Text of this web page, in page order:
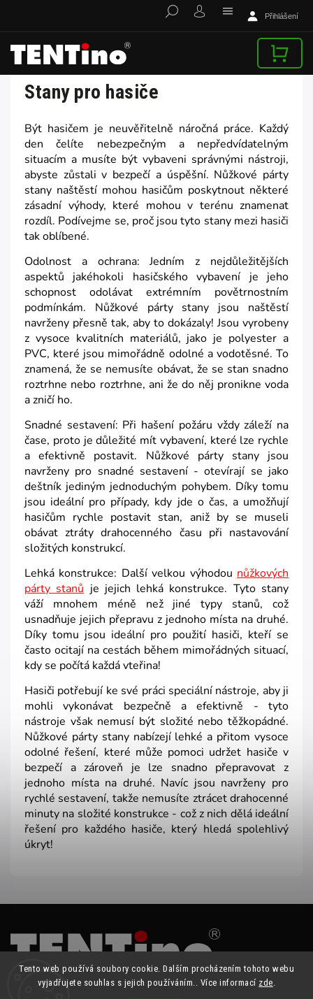
Tento web používá soubory cookie. Dalším procházením tohoto webu
vyjadřujete souhlas s jejich používáním.. Více informací zde
Přihlášení
Stany pro hasiče
Být hasičem je neuvěřitelně náročná práce. Každý
den čelíte nebezpečným a nepředvídatelným
situacím a musíte být vybaveni správnými nástroji,
abyste zůstali v bezpečí a úspěšní. Nůžkové párty
stany naštěstí mohou hasičům poskytnout některé
zásadní výhody, které mohou v terénu znamenat
rozdíl. Podívejme se, proč jsou tyto stany mezi hasiči
tak oblíbené.
Odolnost a ochrana: Jedním z nejdůležitějších
aspektů jakéhokoli hasičského vybavení je jeho
schopnost odolávat extrémním povětrnostním
podmínkám. Nůžkové párty stany jsou naštěstí
navrženy přesně tak, aby to dokázaly! Jsou vyrobeny
z vysoce kvalitních materiálů, jako je polyester a
PVC, které jsou mimořádně odolné a vodotěsné. To
znamená, že se nemusíte obávat, že se stan snadno
roztrhne nebo roztrhne, ani že do něj pronikne voda
a zničí ho.
Snadné sestavení: Při hašení požáru vždy záleží na
čase, proto je důležité mít vybavení, které lze rychle
a efektivně postavit. Nůžkové párty stany jsou
navrženy pro snadné sestavení - otevírají se jako
deštník jediným jednoduchým pohybem. Díky tomu
jsou ideální pro případy, kdy jde o čas, a umožňují
hasičům rychle postavit stan, aniž by se museli
obávat ztráty drahocenného času při nastavování
složitých konstrukcí.
Lehká konstrukce: Další velkou výhodou nůžkových
párty stanů je jejich lehká konstrukce. Tyto stany
váží mnohem méně než jiné typy stanů, což
usnadňuje jejich přepravu z jednoho místa na druhé.
Díky tomu jsou ideální pro použití hasiči, kteří se
často ocitají na cestách během mimořádných situací,
kdy se počítá každá vteřina!
Hasiči potřebují ke své práci speciální nástroje, aby ji
mohli vykonávat bezpečně a efektivně - tyto
nástroje však nemusí být složité nebo těžkopádné.
Nůžkové párty stany nabízejí lehké a přitom vysoce
odolné řešení, které může pomoci udržet hasiče v
bezpečí a zároveň je lze snadno přepravovat z
jednoho místa na druhé. Navíc jsou navrženy pro
rychlé sestavení, takže nemusíte ztrácet drahocenné
minuty na složité konstrukce - což z nich dělá ideální
řešení pro každého hasiče, který hledá spolehlivý
úkryt!